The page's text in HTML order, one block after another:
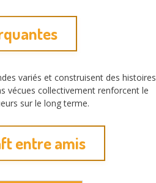
variés et construisent des histoires
vécues collectivement renforcent le
sur le long terme.
entre amis